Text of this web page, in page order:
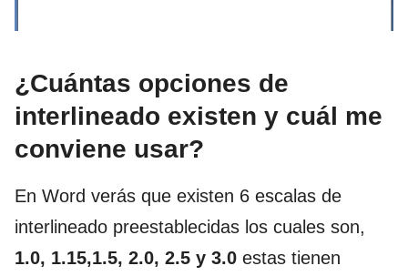
¿Cuántas opciones de
interlineado existen y cuál me
conviene usar?
En Word verás que existen 6 escalas de
interlineado preestablecidas los cuales son,
1.0, 1.15,1.5, 2.0, 2.5 y 3.0 estas tienen